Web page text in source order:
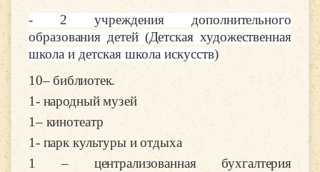
- 2учреждения дополнительного
образования детей (Детская художественная
школа и детская школа искусств)
10– библиотек.
1- народный музей
1– кинотеатр
1- парк культуры и отдыха
1 – централизованная бухгалтерия